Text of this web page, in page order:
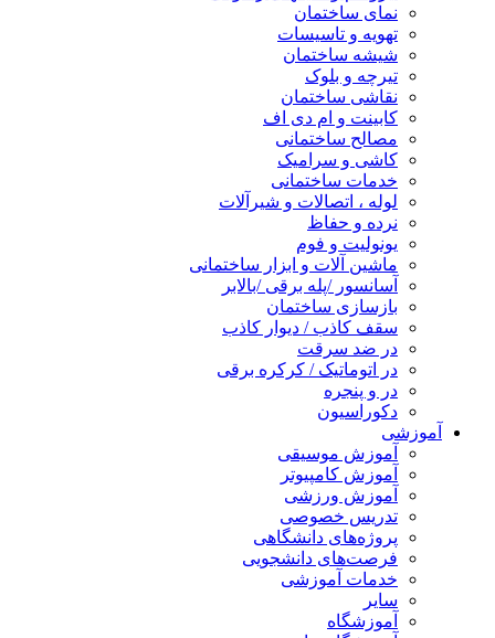
نمای ساختمان
تهویه و تاسیسات
شیشه ساختمان
تیرچه و بلوک
نقاشی ساختمان
کابینت و ام دی اف
مصالح ساختمانی
کاشی و سرامیک
خدمات ساختمانی
لوله ، اتصالات و شیرآلات
نرده و حفاظ
یونولیت و فوم
ماشین آلات و ابزار ساختمانی
آسانسور /پله برقی /بالابر
بازسازی ساختمان
سقف کاذب / دیوار کاذب
در ضد سرقت
در اتوماتیک / کرکره برقی
در و پنجره
دکوراسیون
آموزشی
آموزش موسیقی
آموزش کامپیوتر
آموزش ورزشی
تدریس خصوصی
پروژه‌های دانشگاهی
فرصت‌های دانشجویی
خدمات آموزشی
سایر
آموزشگاه